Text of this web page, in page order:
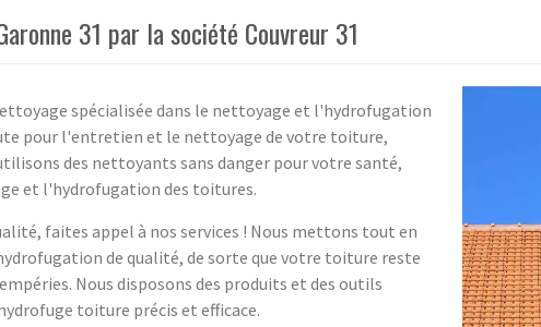
31 par la société Couvreur 31
spécialisée dans le nettoyage et l'hydrofugation
pour l'entretien et le nettoyage de votre toiture,
des nettoyants sans danger pour votre santé,
et l'hydrofugation des toitures.
faites appel à nos services ! Nous mettons tout en
de qualité, de sorte que votre toiture reste
Nous disposons des produits et des outils
toiture précis et efficace.